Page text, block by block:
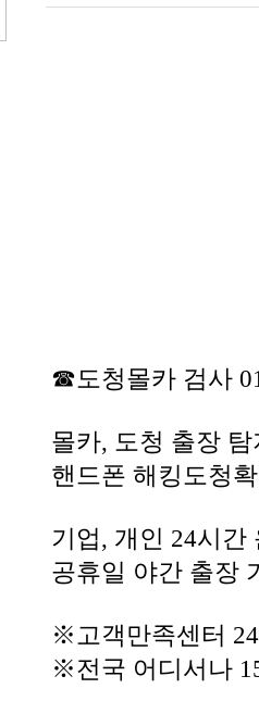
☎도청몰카 검사
몰카, 도청 출장
핸드폰 해킹도청
기업, 개인 24시간
공휴일 야간 출장
※고객만족센터
※전국 어디서나